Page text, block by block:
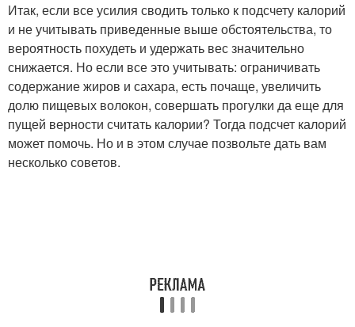
Итак, если все усилия сводить только к подсчету калорий
и не учитывать приведенные выше обстоятельства, то
вероятность похудеть и удержать вес значительно
снижается. Но если все это учитывать: ограничивать
содержание жиров и сахара, есть почаще, увеличить
долю пищевых волокон, совершать прогулки да еще для
пущей верности считать калории? Тогда подсчет калорий
может помочь. Но и в этом случае позвольте дать вам
несколько советов.